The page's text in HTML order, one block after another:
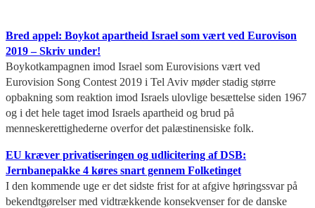
Bred appel: Boykot apartheid Israel som vært ved Eurovison
2019 – Skriv under!
Boykotkampagnen imod Israel som Eurovisions vært ved
Eurovision Song Contest 2019 i Tel Aviv møder stadig større
opbakning som reaktion imod Israels ulovlige besættelse siden 1967
og i det hele taget imod Israels apartheid og brud på
menneskerettighederne overfor det palæstinensiske folk.
EU kræver privatiseringen og udlicitering af DSB:
Jernbanepakke 4 køres snart gennem Folketinget
I den kommende uge er det sidste frist for at afgive høringssvar på
bekendtgørelser med vidtrækkende konsekvenser for de danske